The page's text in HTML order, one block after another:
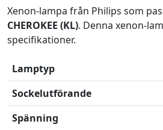
Xenon-lampa från Philips som
CHEROKEE (KL). Denna xenon-
specifikationer.
Lamptyp
Sockelutförande
Spänning